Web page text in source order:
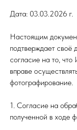
Дата: 03.03.2026 г.
Настоящим
подтверждает своё
согласие на то, что
вправе
фотографирование.
1. Согласие на
полученной в ходе